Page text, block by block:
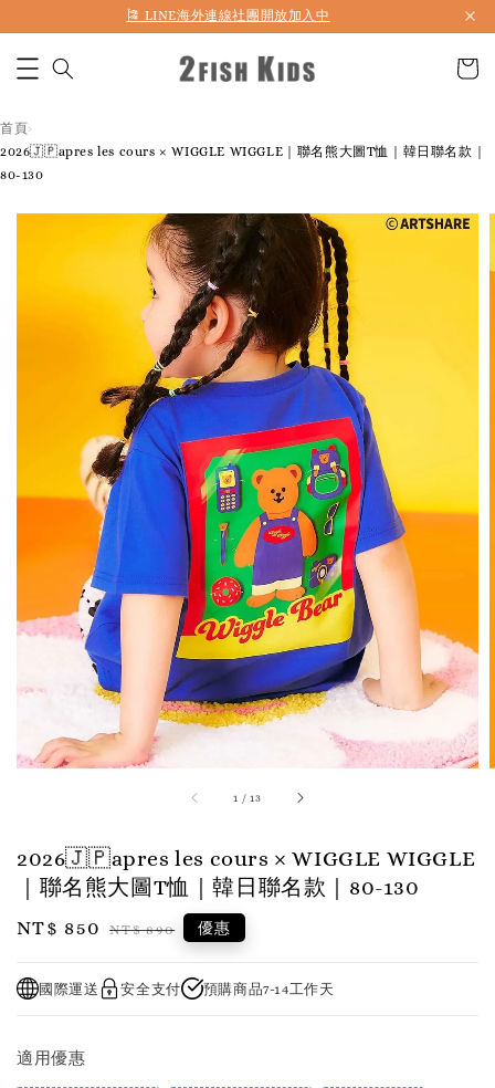
🎏 LINE海外連線社團開放加入中
首頁›
2026🇯🇵apres les cours × WIGGLE WIGGLE｜聯名熊大圖T恤｜韓日聯名款｜
80-130
1 /13
2026🇯🇵apres les cours × WIGGLE WIGGLE
｜聯名熊大圖T恤｜韓日聯名款｜80-130
Sale
NT$ 850 Regular
NT$ 890 優惠
國際運送 安全支付 預購商品7-14工作天
適用優惠